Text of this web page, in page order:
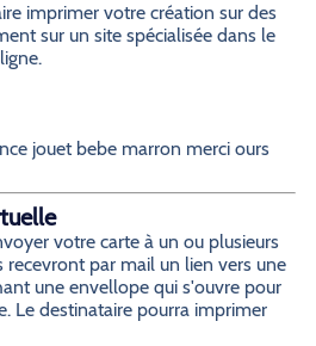
imprimer votre création sur des
sur un site spécialisée dans le
jouet bebe marron merci ours
votre carte à un ou plusieurs
par mail un lien vers une
une envellope qui s'ouvre pour
Le destinataire pourra imprimer